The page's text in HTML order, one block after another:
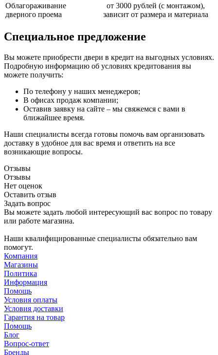
Облагораживание
дверного проема
от 3000 рублей (с монтажом),
зависит от размера и материала
Специальное предложение
Вы можете приобрести двери в кредит на выгодных условиях.
Подробную информацию об условиях кредитования вы
можете получить:
По телефону у наших менеджеров;
В офисах продаж компании;
Оставив заявку на сайте – мы свяжемся с вами в
ближайшее время.
Наши специалисты всегда готовы помочь вам организовать
доставку в удобное для вас время и ответить на все
возникающие вопросы.
Отзывы
Отзывы
Нет оценок
Оставить отзыв
Задать вопрос
Вы можете задать любой интересующий вас вопрос по товару
или работе магазина.
Наши квалифицированные специалисты обязательно вам
помогут.
Компания
Магазины
Политика
Информация
Помощь
Условия оплаты
Условия доставки
Гарантия на товар
Помощь
Блог
Вопрос-ответ
Бренды